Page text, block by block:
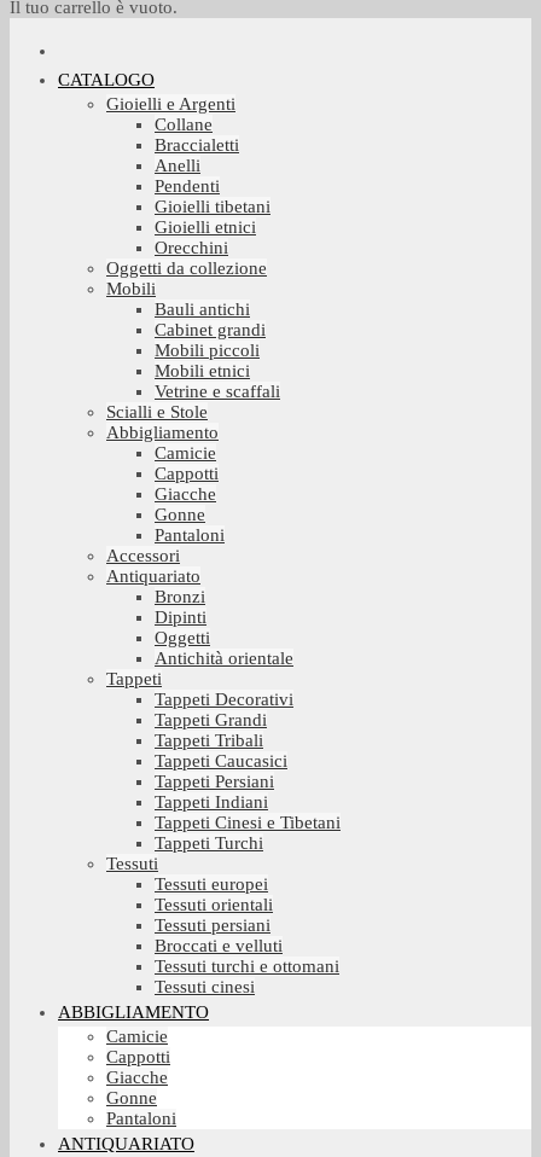
Il tuo carrello è vuoto.
CATALOGO
Gioielli e Argenti
Collane
Braccialetti
Anelli
Pendenti
Gioielli tibetani
Gioielli etnici
Orecchini
Oggetti da collezione
Mobili
Bauli antichi
Cabinet grandi
Mobili piccoli
Mobili etnici
Vetrine e scaffali
Scialli e Stole
Abbigliamento
Camicie
Cappotti
Giacche
Gonne
Pantaloni
Accessori
Antiquariato
Bronzi
Dipinti
Oggetti
Antichità orientale
Tappeti
Tappeti Decorativi
Tappeti Grandi
Tappeti Tribali
Tappeti Caucasici
Tappeti Persiani
Tappeti Indiani
Tappeti Cinesi e Tibetani
Tappeti Turchi
Tessuti
Tessuti europei
Tessuti orientali
Tessuti persiani
Broccati e velluti
Tessuti turchi e ottomani
Tessuti cinesi
ABBIGLIAMENTO
Camicie
Cappotti
Giacche
Gonne
Pantaloni
ANTIQUARIATO